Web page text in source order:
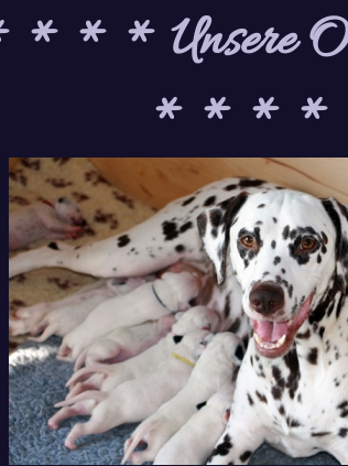
* * Unsere
* * * *